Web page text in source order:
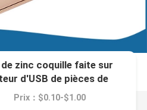
de zinc coquille faite sur
d'USB de pièces de
pression
Prix：$0.10-$1.00